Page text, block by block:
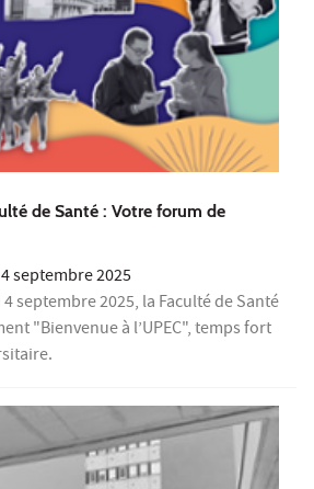
de Santé : Votre forum de
4 septembre 2025
septembre 2025, la Faculté de Santé
"Bienvenue à l’UPEC", temps fort